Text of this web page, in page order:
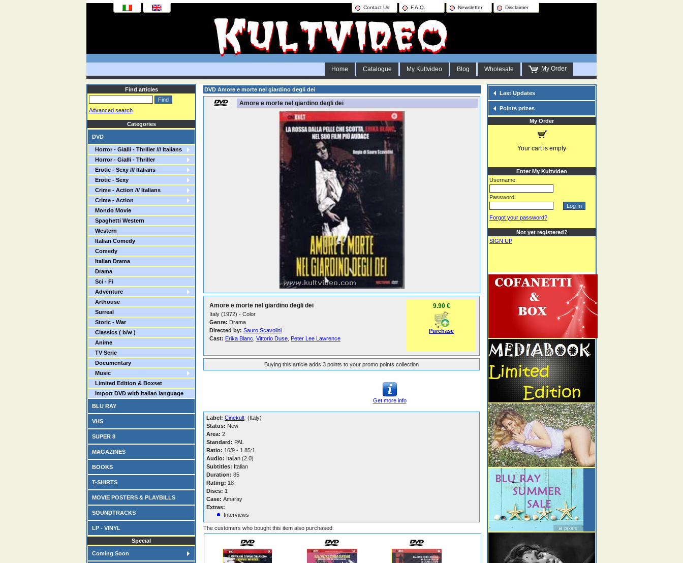
Contact Us F.A.Q. Newsletter Disclaimer
Home Catalogue My Kultvideo Blog Wholesale My Order
Find articles
Advanced search
Categories
DVD
Horror - Gialli - Thriller /// Italians
Horror - Gialli - Thriller
Erotic - Sexy /// Italians
Erotic - Sexy
Crime - Action /// Italians
Crime - Action
Mondo Movie
Spaghetti Western
Western
Italian Comedy
Comedy
Italian Drama
Drama
Sci - Fi
Adventure
Arthouse
Surreal
Storic - War
Classics ( b/w )
Anime
TV Serie
Documentary
Music
Limited Edition & Boxset
Import DVD with Italian language
BLU RAY
VHS
SUPER 8
MAGAZINES
BOOKS
T-SHIRTS
MOVIE POSTERS & PLAYBILLS
SOUNDTRACKS
LP - VINYL
Special
Coming Soon
DVD Amore e morte nel giardino degli dei
Amore e morte nel giardino degli dei
Amore e morte nel giardino degli dei
Italy (1972) - Color
Genre: Drama
Directed by: Sauro Scavolini
Cast: Erika Blanc Vittorio Duse Peter Lee Lawrence
9.90 €
Purchase
Buying this article adds 3 points to your promo points collection
Get more info
Label: Cinekult (Italy)
Status: New
Area: 2
Standard: PAL
Ratio: 16/9 - 1.85:1
Audio: Italian (2.0)
Subtitles: Italian
Duration: 85
Rating: 18
Discs: 1
Case: Amaray
Extras:
Interviews
The customers who bought this item also purchased:
Last Updates
Points prizes
My Order
Your cart is empty
Enter My Kultvideo
Username:
Password:
Forgot your password?
Not yet registered?
SIGN UP